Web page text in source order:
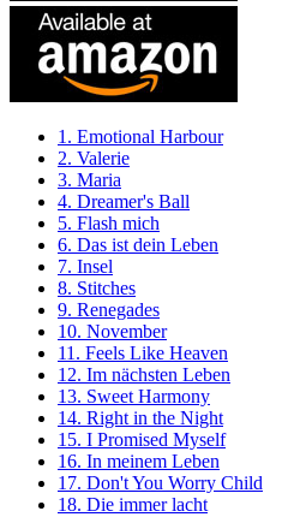
1. Emotional Harbour
2. Valerie
3. Maria
4. Dreamer's Ball
5. Flash mich
6. Das ist dein Leben
7. Insel
8. Stitches
9. Renegades
10. November
11. Feels Like Heaven
12. Im nächsten Leben
13. Sweet Harmony
14. Right in the Night
15. I Promised Myself
16. In meinem Leben
17. Don't You Worry Child
18. Die immer lacht